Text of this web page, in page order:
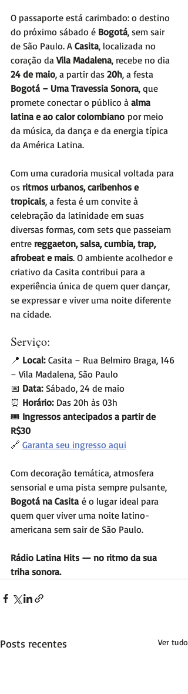
O passaporte está carimbado: o destino
do próximo sábado é Bogotá, sem sair
de São Paulo. A Casita, localizada no
coração da Vila Madalena, recebe no dia
24 de maio, a partir das 20h, a festa
Bogotá – Uma Travessia Sonora, que
promete conectar o público à alma
latina e ao calor colombiano por meio
da música, da dança e da energia típica
da América Latina.
Com uma curadoria musical voltada para
os ritmos urbanos, caribenhos e
tropicais, a festa é um convite à
celebração da latinidade em suas
diversas formas, com sets que passeiam
entre reggaeton, salsa, cumbia, trap,
afrobeat e mais. O ambiente acolhedor e
criativo da Casita contribui para a
experiência única de quem quer dançar,
se expressar e viver uma noite diferente
na cidade.
Serviço:
📍 Local: Casita – Rua Belmiro Braga, 146
– Vila Madalena, São Paulo
📅 Data: Sábado, 24 de maio
⏰ Horário: Das 20h às 03h
🎟️ Ingressos antecipados a partir de
R$30
🔗 Garanta seu ingresso aqui
Com decoração temática, atmosfera
sensorial e uma pista sempre pulsante,
Bogotá na Casita é o lugar ideal para
quem quer viver uma noite latino-
americana sem sair de São Paulo.
Rádio Latina Hits — no ritmo da sua
triha sonora.
Posts recentes Ver tudo